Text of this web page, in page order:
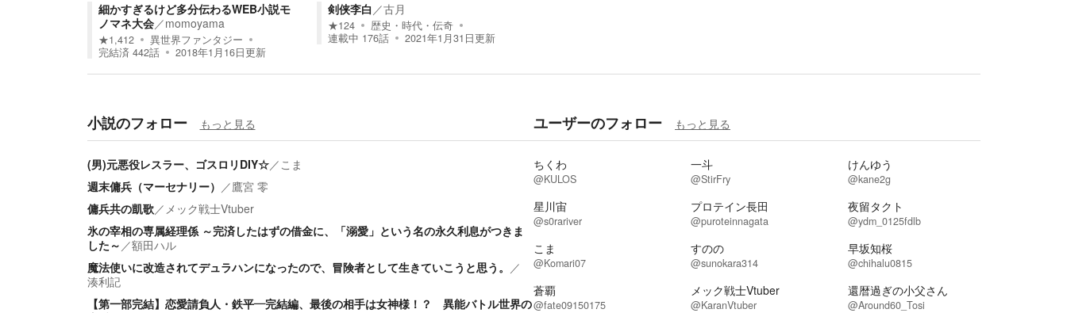
細かすぎるけど多分伝わるWEB小説モ
ノマネ大会／momoyama
★1,412
異世界ファンタジー
完結済 442話 2018年1月16日更新
剣侠李白 ／古月
★124
歴史・時代・伝奇
連載中 176話 2021年1月31日更新
小説のフォロー もっと見る
(男)元悪役レスラー、ゴスロリDIY☆／ こま
週末傭兵（マーセナリー） ／鷹宮 零
傭兵共の凱歌／ メック戦士Vtuber
氷の宰相の専属経理係 ～完済したはずの借金に、「溺愛」という名の永久利息がつきま
した～ ／額田ハル
魔法使いに改造されてデュラハンになったので、冒険者として生きていこうと思う。 ／
湊利記
【第一部完結】恋愛請負人・鉄平―完結編、最後の相手は女神様！？ 異能バトル世界の
ユーザーのフォロー もっと見る
ちくわ
@KULOS
一斗
@StirFry
けんゆう
@kane2g
星川宙
@s0rariver
プロテイン長田
@puroteinnagata
夜留タクト
@ydm_0125fdlb
こま
@Komari07
すのの
@sunokara314
早坂知桜
@chihalu0815
蒼覇
@fate09150175
メック戦士Vtuber
@KaranVtuber
還暦過ぎの小父さん
@Around60_Tosi